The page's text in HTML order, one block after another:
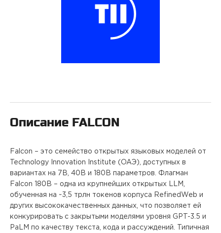
РАЗРАБОТКА
КОНТАКТЫ
О FREEBLOCK
БЛОГ
ВАКАНСИИ
Описание FALCON
Falcon – это семейство открытых языковых моделей от
Technology Innovation Institute (ОАЭ), доступных в
вариантах на 7B, 40B и 180B параметров. Флагман
Falcon 180B – одна из крупнейших открытых LLM,
обученная на ~3,5 трлн токенов корпуса RefinedWeb и
других высококачественных данных, что позволяет ей
конкурировать с закрытыми моделями уровня GPT-3.5 и
PaLM по качеству текста, кода и рассуждений. Типичная